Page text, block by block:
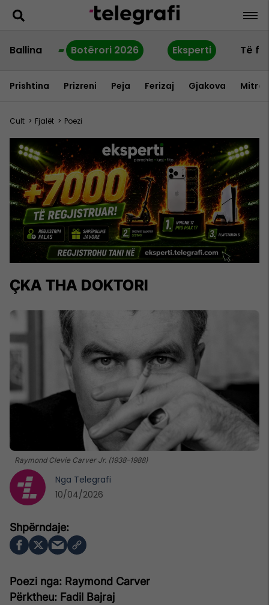
Ballina Botërori 2026 Eksperti Të
Prishtina Prizreni Peja Ferizaj Gjakova
Cult > Fjalët > Poezi
ÇKA THA DOKTORI
Raymond Clevie Carver Jr. (1938–1988)
Poezi nga: Raymond Carver
Përktheu: Fadil Bajraj
Nga Telegrafi
10/04/2026